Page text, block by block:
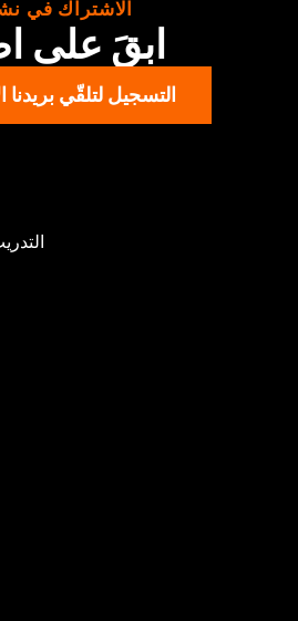
الاشتراك في
ابقَ على
التسجيل لتلقّي بريدنا